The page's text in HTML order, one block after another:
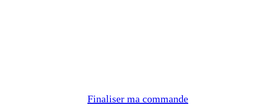
Finaliser ma commande